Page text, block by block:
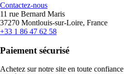
Contactez-nous
11 rue Bernard Maris
37270 Montlouis-sur-Loire, France
+33 1 86 47 62 58
Paiement sécurisé
Achetez sur notre site en toute confiance